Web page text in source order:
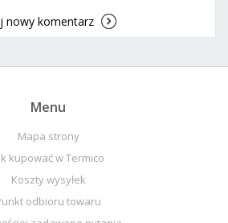
nowy komentarz
Menu
Mapa strony
kupować w Termico
Koszty wysyłek
odbioru towaru